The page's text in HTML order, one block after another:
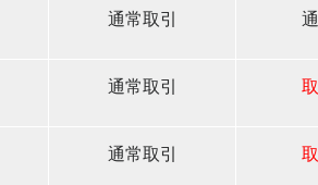
通常取引
通常取引
通常取引